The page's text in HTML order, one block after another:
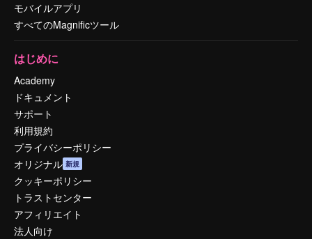
モバイルアプリ
すべてのMagnificツール
はじめに
Academy
ドキュメント
サポート
利用規約
プライバシーポリシー
オリジナル 新規
クッキーポリシー
トラストセンター
アフィリエイト
法人向け